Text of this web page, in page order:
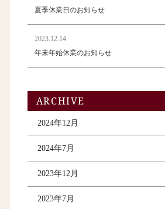
夏季休業日のお知らせ
2023.12.14
年末年始休業のお知らせ
ARCHIVE
2024年12月
2024年7月
2023年12月
2023年7月